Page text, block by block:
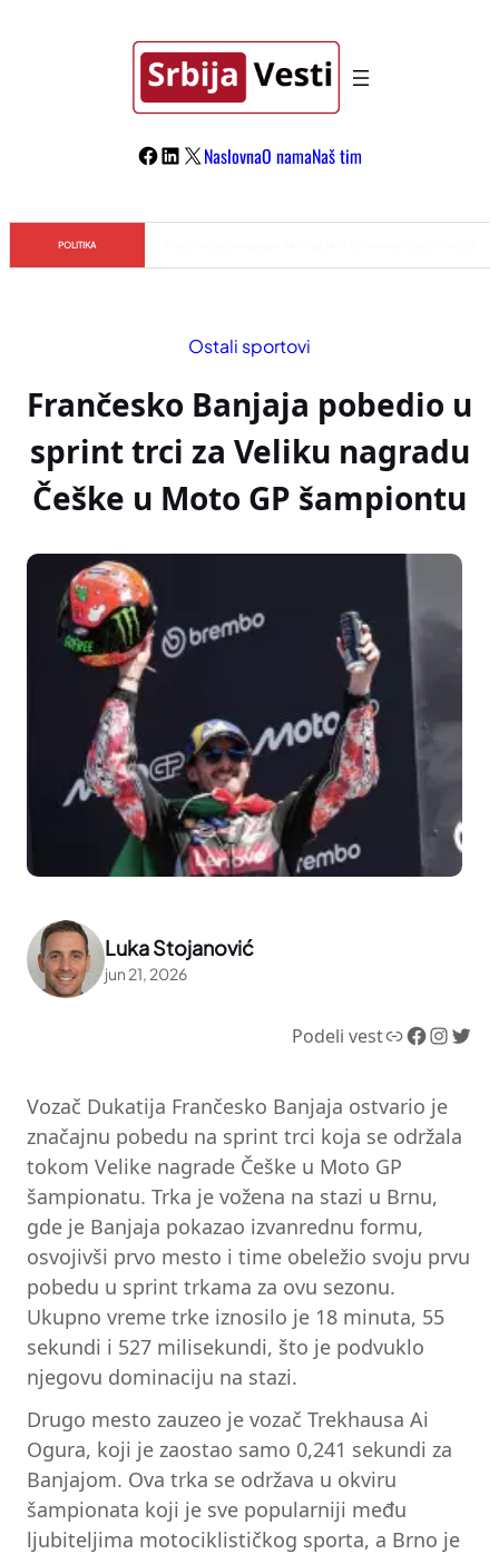
Facebook
LinkedIn
X NaslovnaO namaNaš tim
POLITIKA
Ostali sportovi
Frančesko Banjaja pobedio u
sprint trci za Veliku nagradu
Češke u Moto GP šampiontu
Luka Stojanović
jun 21, 2026
Podeli vestLink Facebook InstagramTwitter
Vozač Dukatija Frančesko Banjaja ostvario je
značajnu pobedu na sprint trci koja se održala
tokom Velike nagrade Češke u Moto GP
šampionatu. Trka je vožena na stazi u Brnu,
gde je Banjaja pokazao izvanrednu formu,
osvojivši prvo mesto i time obeležio svoju prvu
pobedu u sprint trkama za ovu sezonu.
Ukupno vreme trke iznosilo je 18 minuta, 55
sekundi i 527 milisekundi, što je podvuklo
njegovu dominaciju na stazi.
Drugo mesto zauzeo je vozač Trekhausa Ai
Ogura, koji je zaostao samo 0,241 sekundi za
Banjajom. Ova trka se održava u okviru
šampionata koji je sve popularniji među
ljubiteljima motociklističkog sporta, a Brno je